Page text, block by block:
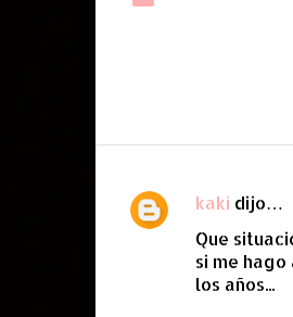
C
kaki dijo…
Que
si me
los años...